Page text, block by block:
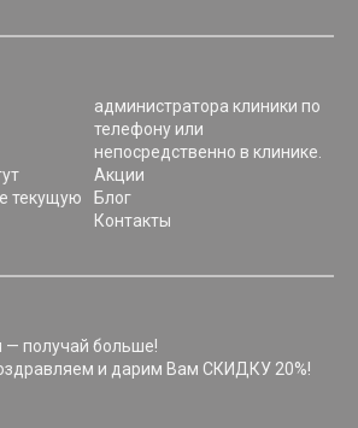
текущую
администратора клиники по
телефону или
непосредственно в клинике.
Акции
Блог
Контакты
— получай больше!
и дарим Вам СКИДКУ 20%!